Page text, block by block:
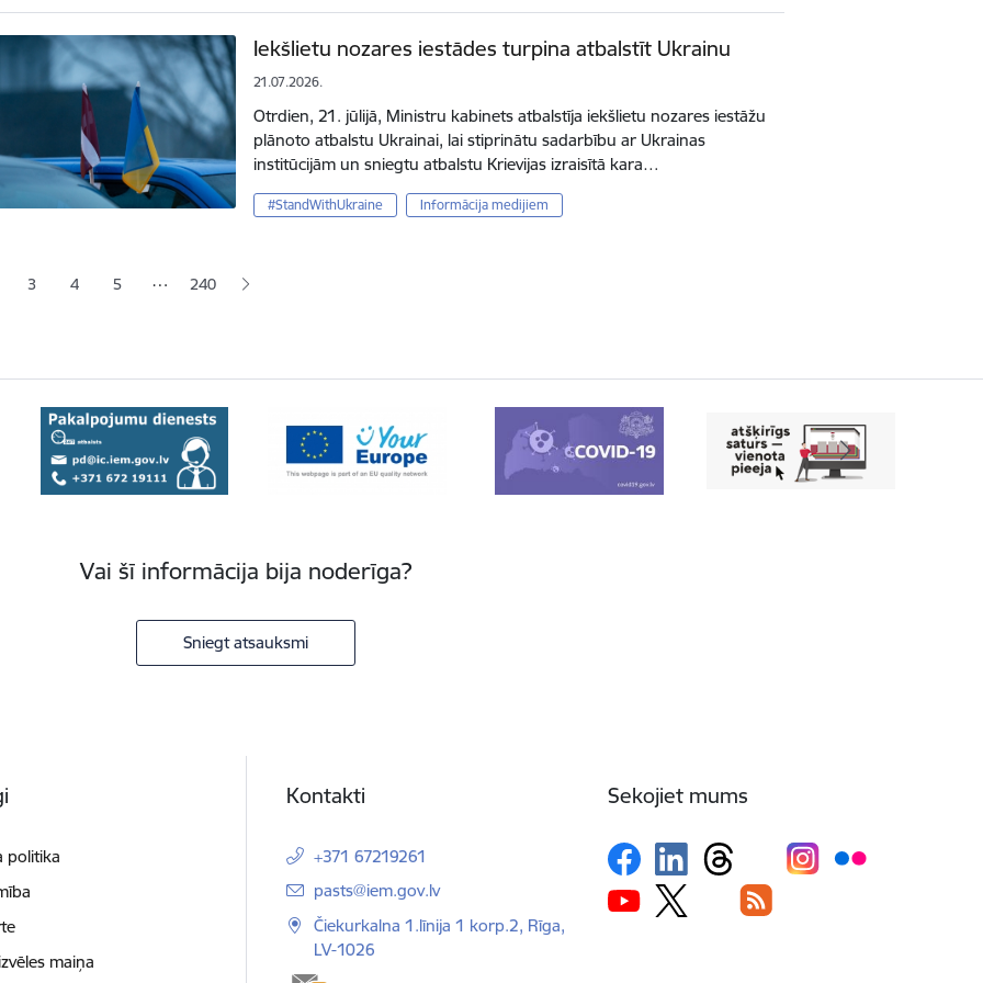
Iekšlietu nozares iestādes turpina atbalstīt Ukrainu
21.07.2026.
Otrdien, 21. jūlijā, Ministru kabinets atbalstīja iekšlietu nozares iestāžu
plānoto atbalstu Ukrainai, lai stiprinātu sadarbību ar Ukrainas
institūcijām un sniegtu atbalstu Krievijas izraisītā kara…
#StandWithUkraine Informācija medijiem
lapaLapa
3 Lapa
4 Lapa
5 … 240
Vai šī informācija bija noderīga?
Sniegt atsauksmi
politika
maiņa
Kontakti
+371 67219261
E-pasts:
pasts@iem.gov.lv
Čiekurkalna 1.līnija 1 korp.2, Rīga,
LV-1026
Sekojiet mums